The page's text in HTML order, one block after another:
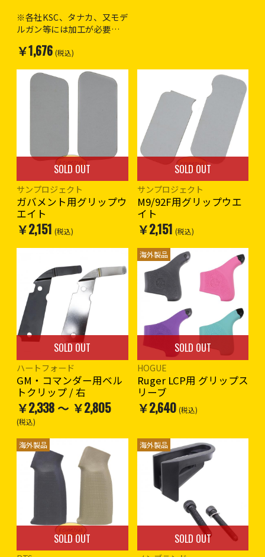
※各社KSC、タナカ、又モデ
ルガン等には加工が必要な場
さい。
￥1,676 (税込)
SOLD OUT
サンプロジェクト
ガバメント用グリップウ
エイト
￥2,151 (税込)
SOLD OUT
サンプロジェクト
M9/92F用グリップウエ
イト
￥2,151 (税込)
SOLD OUT
ハートフォード
GM・コマンダー用ベル
トクリップ / 右
￥2,338 ～ ￥2,805
(税込)
海外製品
SOLD OUT
HOGUE
Ruger LCP用 グリップス
リーブ
￥2,640 (税込)
海外製品
SOLD OUT
海外製品
SOLD OUT